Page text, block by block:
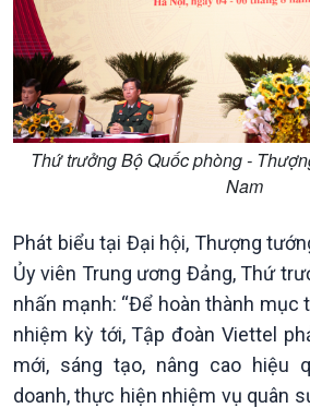
Văn hoá & Du lịch
Tin Văn hoá & Du lịch
Chát với người nổi tiếng
Câu chuyện Thể thao
Ảnh
Video
E-
Thứ trưởng Bộ Quốc phòng -
Nam
Phát biểu tại Đại hội, Thượng
Ủy viên Trung ương Đảng, Thứ
nhấn mạnh: “Để hoàn thành mục
nhiệm kỳ tới, Tập đoàn Viettel
mới, sáng tạo, nâng cao hiệu
doanh, thực hiện nhiệm vụ quân